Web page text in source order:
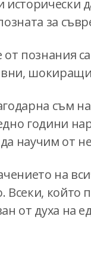
исторически
за
познания
съм
години
научим от
на
Всеки, който
от духа на